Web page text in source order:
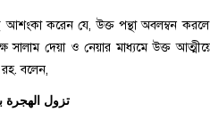
আশংকা করেন যে, উক্ত পন্থা অবলম্বন
দেয়া ও নেয়ার মাধ্যমে উক্ত
বলেন,
تزول الهجرة